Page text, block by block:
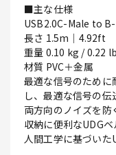
■主な仕様
USB2.0C-Male to
長さ 1.5m｜4.92ft
重量 0.10 kg / 0.22
材質 PVC＋金属
最適な信号のために
し、最適な信号の伝
両方向のノイズを
収納に便利なUDG
人間工学に基づいた